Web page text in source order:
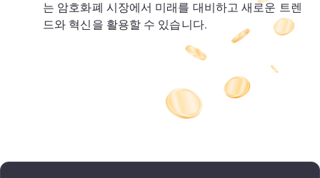
는 암호화폐 시장에서 미래를 대비하고 새로운 트렌
드와 혁신을 활용할 수 있습니다.